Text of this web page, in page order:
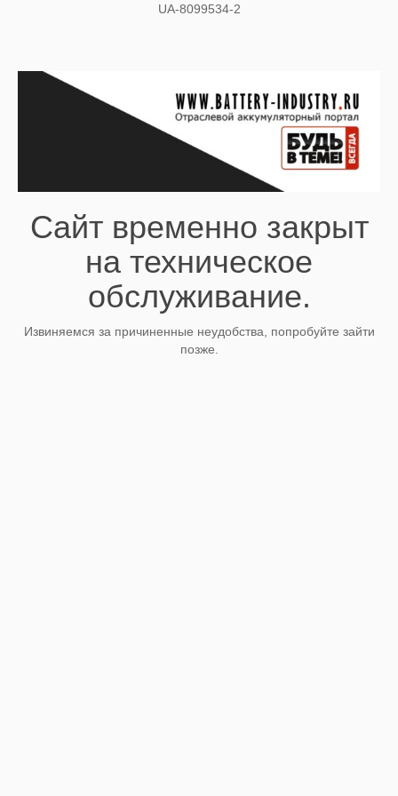
UA-8099534-2
Сайт временно закрыт
на техническое
обслуживание.
Извиняемся за причиненные неудобства, попробуйте зайти
позже.